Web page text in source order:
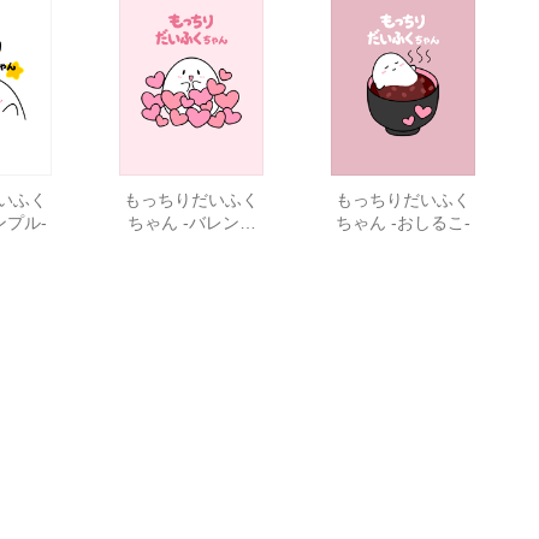
ふく
プル-
もっちりだいふく
ちゃん -バレンタ
もっちりだいふく
ちゃん -おしるこ-